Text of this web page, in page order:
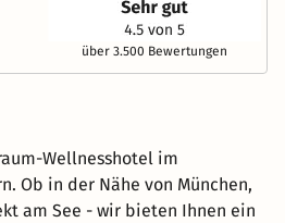
über 3.500 Bewertungen
Wellnesshotel im
Ob in der Nähe von München,
am See - wir bieten Ihnen ein